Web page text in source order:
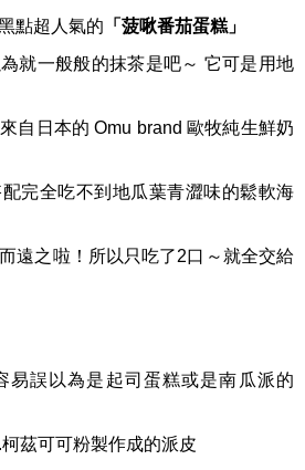
點超人氣的 「菠啾番茄蛋糕」
就一般般的抹茶是吧～ 它可是用地
自日本的 Omu brand 歐牧純生鮮奶
完全吃不到地瓜葉青澀味的鬆軟海
遠之啦！所以只吃了2口～就全交給
易誤以為是起司蛋糕或是南瓜派的
茲可可粉製作成的派皮